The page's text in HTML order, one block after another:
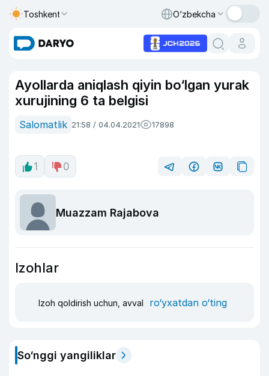
Toshkent O‘zbekcha
Ayollarda aniqlash qiyin bo‘lgan yurak
xurujining 6 ta belgisi
Salomatlik 21:58 / 04.04.2021 17898
1 0
Muazzam Rajabova
Izohlar
Izoh qoldirish uchun, avval ro‘yxatdan o‘ting
So‘nggi yangiliklar